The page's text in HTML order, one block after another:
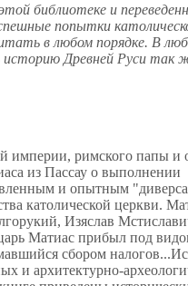
библиотеке и
попытки
в любом порядке. В
Древней Руси
империи, римского папы и
из Пассау о выполнении
и опытным
католической церкви.
Изяслав
Матиас прибыл под
сбором
и архитектурно-